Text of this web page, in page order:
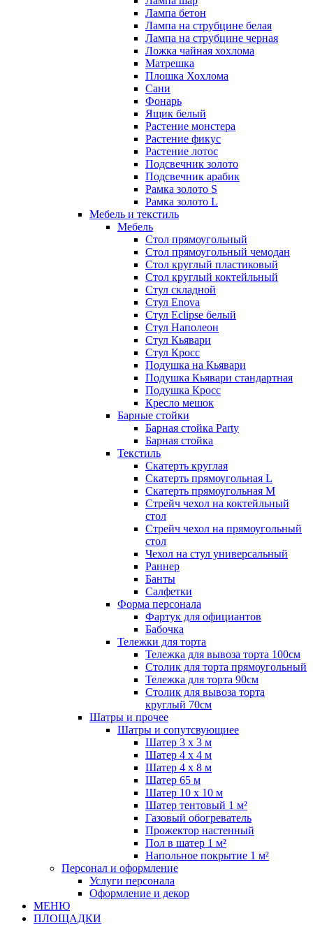
Лампа бетон
Лампа на струбцине белая
Лампа на струбцине черная
Ложка чайная хохлома
Матрешка
Плошка Хохлома
Сани
Фонарь
Ящик белый
Растение монстера
Растение фикус
Растение лотос
Подсвечник золото
Подсвечник арабик
Рамка золото S
Рамка золото L
Мебель и текстиль
Мебель
Стол прямоугольный
Стол прямоугольный чемодан
Стол круглый пластиковый
Стол круглый коктейльный
Стул складной
Стул Enova
Стул Eclipse белый
Стул Наполеон
Стул Кьявари
Стул Кросс
Подушка на Кьявари
Подушка Кьявари стандартная
Подушка Кросс
Кресло мешок
Барные стойки
Барная стойка Party
Барная стойка
Текстиль
Скатерть круглая
Скатерть прямоугольная L
Скатерть прямоугольная M
Стрейч чехол на коктейльный
стол
Стрейч чехол на прямоугольный
стол
Чехол на стул универсальный
Раннер
Банты
Салфетки
Форма персонала
Фартук для официантов
Бабочка
Тележки для торта
Тележка для вывоза торта 100см
Столик для торта прямоугольный
Тележка для торта 90см
Столик для вывоза торта
круглый 70см
Шатры и прочее
Шатры и сопутсвующиее
Шатер 3 х 3 м
Шатер 4 х 4 м
Шатер 4 х 8 м
Шатер 65 м
Шатер 10 х 10 м
Шатер тентовый 1 м²
Газовый обогреватель
Прожектор настенный
Пол в шатер 1 м²
Напольное покрытие 1 м²
Персонал и оформление
Услуги персонала
Оформление и декор
МЕНЮ
ПЛОЩАДКИ